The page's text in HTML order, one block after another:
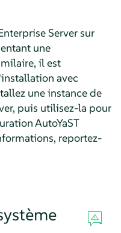
Serversur
une
il est
avec
une instance de
, puis utilisez-la pour
AutoYaST
reportez-